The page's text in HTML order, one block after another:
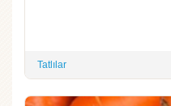
Tatlılar